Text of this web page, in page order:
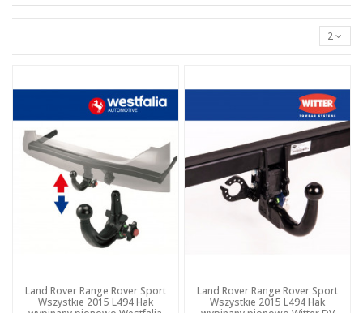
2
Land Rover Range Rover Sport
Wszystkie 2015 L494 Hak
Land Rover Range Rover Sport
Wszystkie 2015 L494 Hak